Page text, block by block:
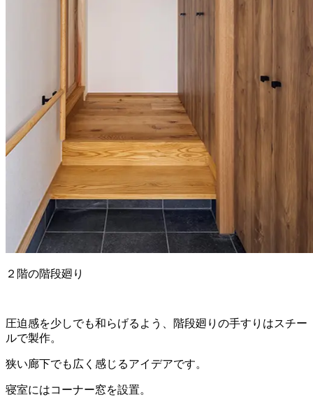
２階の階段廻り
圧迫感を少しでも和らげるよう、階段廻りの手すりはスチー
ルで製作。
狭い廊下でも広く感じるアイデアです。
寝室にはコーナー窓を設置。